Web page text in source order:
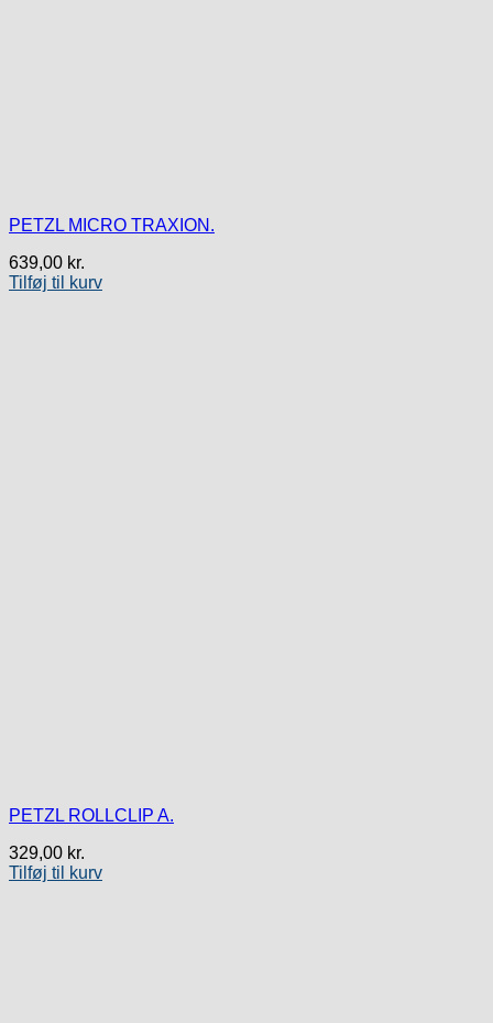
PETZL MICRO TRAXION.
639,00 kr.
Tilføj til kurv
PETZL ROLLCLIP A.
329,00 kr.
Tilføj til kurv